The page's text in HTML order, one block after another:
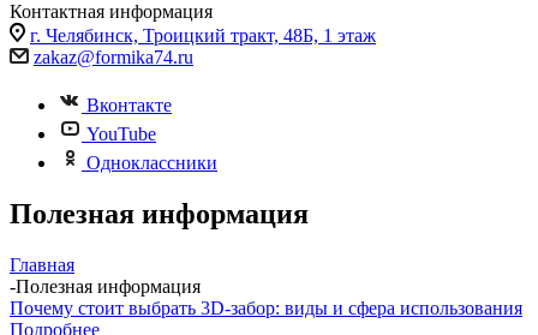
Контактная информация
г. Челябинск, Троицкий тракт, 48Б, 1 этаж
zakaz@formika74.ru
Вконтакте
YouTube
Одноклассники
Полезная информация
Главная
-Полезная информация
Почему стоит выбрать 3D-забор: виды и сфера использования
Подробнее